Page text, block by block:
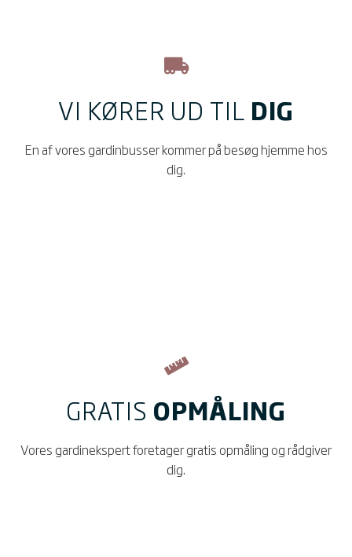
VI KØRER UD TIL DIG
En af vores gardinbusser kommer på besøg hjemme hos
dig.
GRATIS OPMÅLING
Vores gardinekspert foretager gratis opmåling og rådgiver
dig.